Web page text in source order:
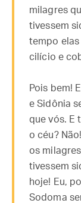
milagres
tivessem
tempo
cilício e
Pois bem!
e Sidônia
que vós. E
o céu?
os
tivessem
hoje! Eu,
Sodoma